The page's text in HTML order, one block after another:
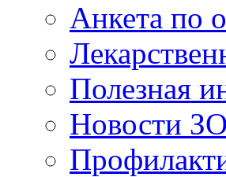
Анкета по
Полезная
Новости